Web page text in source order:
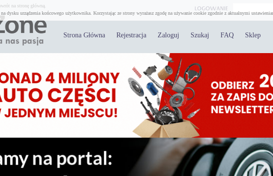
dysku urządzenia końcowego użytkownika. Korzystając ze strony wyrażasz zgodę na używanie cookie zgodnie z aktualnymi
na stronę główną.
Strona Główna Rejestracja Zaloguj Szukaj FAQ Sklep